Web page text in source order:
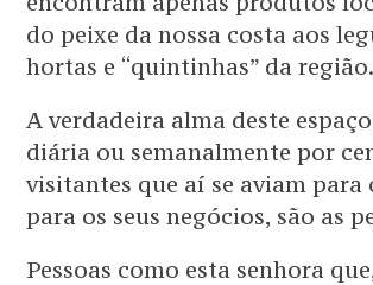
do peixe da nossa costa aos
hortas e “quintinhas” da região.
A verdadeira alma deste
diária ou semanalmente por
visitantes que aí se aviam para
para os seus negócios, são as
Pessoas como esta senhora